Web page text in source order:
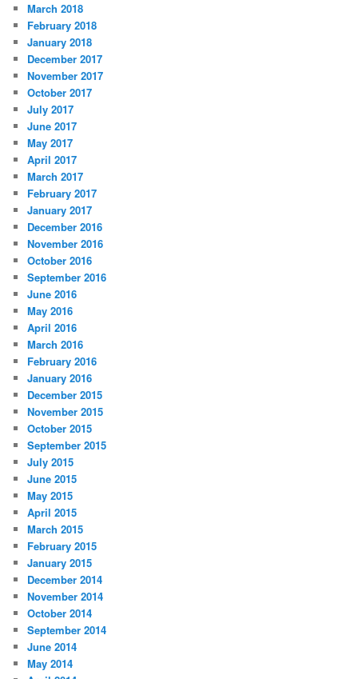
March 2018
February 2018
January 2018
December 2017
November 2017
October 2017
July 2017
June 2017
May 2017
April 2017
March 2017
February 2017
January 2017
December 2016
November 2016
October 2016
September 2016
June 2016
May 2016
April 2016
March 2016
February 2016
January 2016
December 2015
November 2015
October 2015
September 2015
July 2015
June 2015
May 2015
April 2015
March 2015
February 2015
January 2015
December 2014
November 2014
October 2014
September 2014
June 2014
May 2014